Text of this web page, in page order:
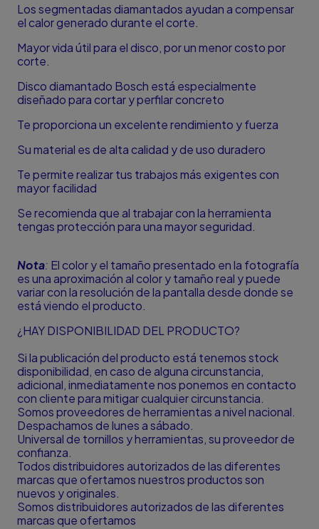
Los segmentadas diamantados ayudan a compensar
el calor generado durante el corte.
Mayor vida útil para el disco, por un menor costo por
corte.
Disco diamantado Bosch está especialmente
diseñado para cortar y perfilar concreto
Te proporciona un excelente rendimiento y fuerza
Su material es de alta calidad y de uso duradero
Te permite realizar tus trabajos más exigentes con
mayor facilidad
Se recomienda que al trabajar con la herramienta
tengas protección para una mayor seguridad.
Nota: El color y el tamaño presentado en la fotografía
es una aproximación al color y tamaño real y puede
variar con la resolución de la pantalla desde donde se
está viendo el producto.
¿HAY DISPONIBILIDAD DEL PRODUCTO?
Si la publicación del producto está tenemos stock
disponibilidad, en caso de alguna circunstancia,
adicional, inmediatamente nos ponemos en contacto
con cliente para mitigar cualquier circunstancia.
Somos proveedores de herramientas a nivel nacional.
Despachamos de lunes a sábado.
Universal de tornillos y herramientas, su proveedor de
confianza.
Todos distribuidores autorizados de las diferentes
marcas que ofertamos nuestros productos son
nuevos y originales.
Somos distribuidores autorizados de las diferentes
marcas que ofertamos